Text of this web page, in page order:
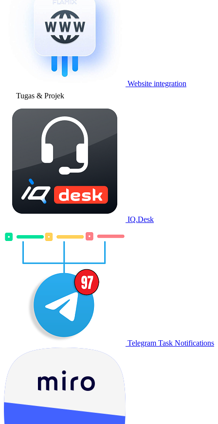
Website integration
Tugas & Projek
IQ.Desk
Telegram Task Notifications